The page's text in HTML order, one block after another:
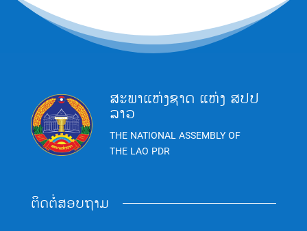
ສະພາແຫ່ງຊາດ ແຫ່ງ ສປປ
ລາວ
THE NATIONAL ASSEMBLY OF
THE LAO PDR
ຕິດຕໍ່ສອບຖາມ